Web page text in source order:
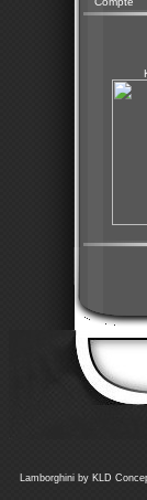
Lamborghini by KLD